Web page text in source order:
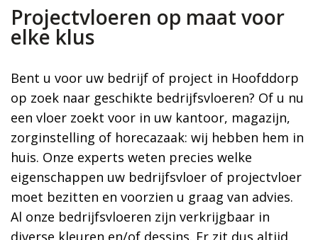
Projectvloeren op maat voor
elke klus
Bent u voor uw bedrijf of project in Hoofddorp
op zoek naar geschikte bedrijfsvloeren? Of u nu
een vloer zoekt voor in uw kantoor, magazijn,
zorginstelling of horecazaak: wij hebben hem in
huis. Onze experts weten precies welke
eigenschappen uw bedrijfsvloer of projectvloer
moet bezitten en voorzien u graag van advies.
Al onze bedrijfsvloeren zijn verkrijgbaar in
diverse kleuren en/of dessins. Er zit dus altijd